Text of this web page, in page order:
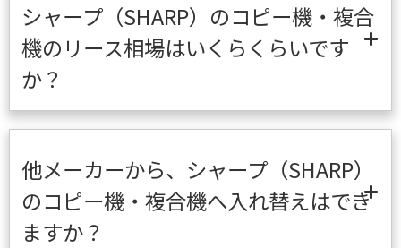
シャープ（SHARP）のコピー機・複合
機のリース相場はいくらくらいです
か？
他メーカーから、シャープ（SHARP）
のコピー機・複合機へ入れ替えはでき
ますか？